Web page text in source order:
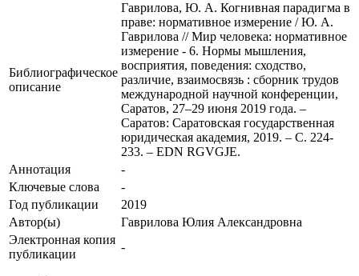
Библиографическое
описание
Гаврилова, Ю. А. Когнивная парадигма в
праве: нормативное измерение / Ю. А.
Гаврилова // Мир человека: нормативное
измерение - 6. Нормы мышления,
восприятия, поведения: сходство,
различие, взаимосвязь : сборник трудов
международной научной конференции,
Саратов, 27–29 июня 2019 года. –
Саратов: Саратовская государственная
юридическая академия, 2019. – С. 224-
233. – EDN RGVGJE.
Аннотация
-
Ключевые cлова
-
Год публикации
2019
Автор(ы)
Гаврилова Юлия Александровна
Электронная копия
публикации
-